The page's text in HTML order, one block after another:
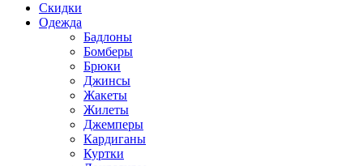
Скидки
Одежда
Бадлоны
Бомберы
Брюки
Джинсы
Жакеты
Жилеты
Джемперы
Кардиганы
Куртки